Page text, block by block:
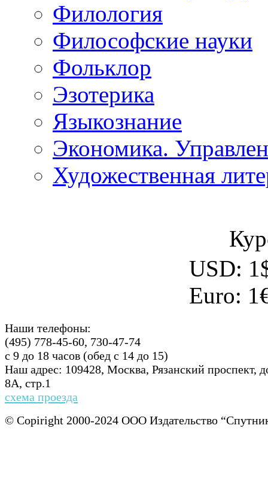
Филология
Философские науки
Фольклор
Эзотерика
Языкознание
Экономика.
Художественная
USD:
Euro:
Наши телефоны:
(495) 778-45-60, 730-47-74
с 9 до 18 часов (обед с 14 до 15)
Наш адрес: 109428, Москва, Рязанский проспект,
8А, стр.1
схема проезда
© Copiright 2000-2024 ООО Издательство